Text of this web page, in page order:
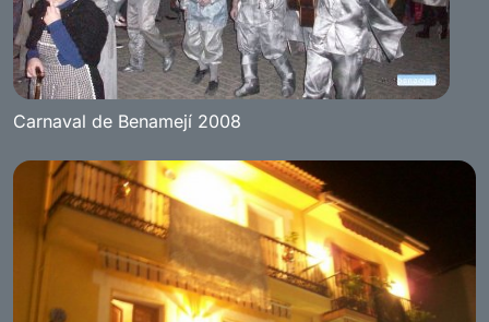
Carnaval de Benamejí 2008